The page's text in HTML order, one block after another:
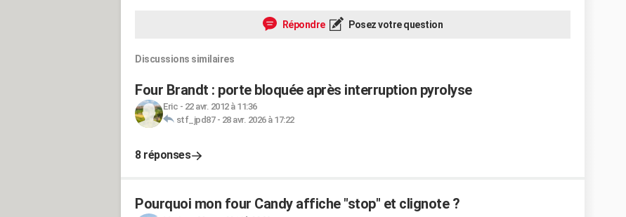
Répondre Posez votre question
Discussions similaires
Four Brandt : porte bloquée après interruption pyrolyse
Eric - 22 avr. 2012 à 11:36
stf_jpd87- 28 avr. 2026 à 17:22
8 réponses
Pourquoi mon four Candy affiche "stop" et clignote ?